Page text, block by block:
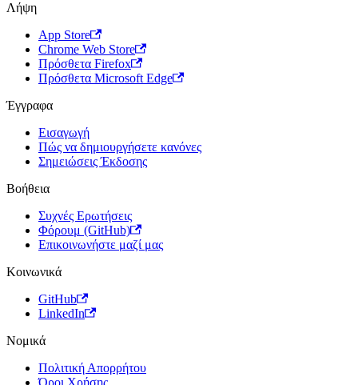
Λήψη
App Store
Chrome Web Store
Πρόσθετα Firefox
Πρόσθετα Microsoft Edge
Έγγραφα
Εισαγωγή
Πώς να δημιουργήσετε κανόνες
Σημειώσεις Έκδοσης
Βοήθεια
Συχνές Ερωτήσεις
Φόρουμ (GitHub)
Επικοινωνήστε μαζί μας
Κοινωνικά
GitHub
LinkedIn
Νομικά
Πολιτική Απορρήτου